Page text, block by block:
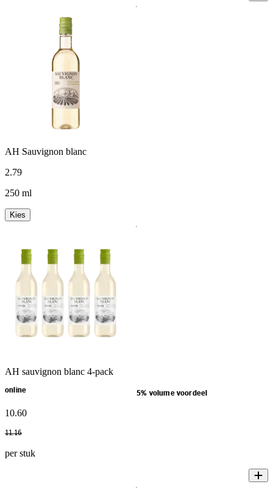
AH Sauvignon blanc
2.79
250 ml
Kies
AH sauvignon blanc 4-pack
online 5% volume voordeel
10.60
11.16
per stuk